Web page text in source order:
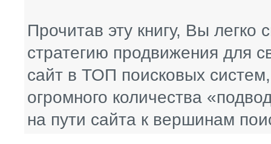
Прочитав эту книгу, Вы легко
стратегию продвижения для
сайт в ТОП поисковых
огромного количества
на пути сайта к вершинам